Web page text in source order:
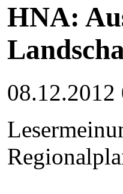
HNA:
08.12.2012